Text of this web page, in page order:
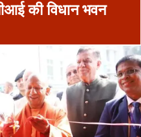
की विधान भवन